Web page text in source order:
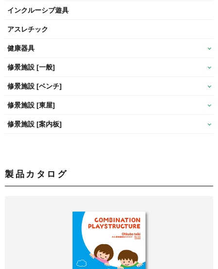
インクルーシブ遊具
アスレチック
健康器具
修景施設 [一般]
修景施設 [ベンチ]
修景施設 [東屋]
修景施設 [案内板]
製品カタログ